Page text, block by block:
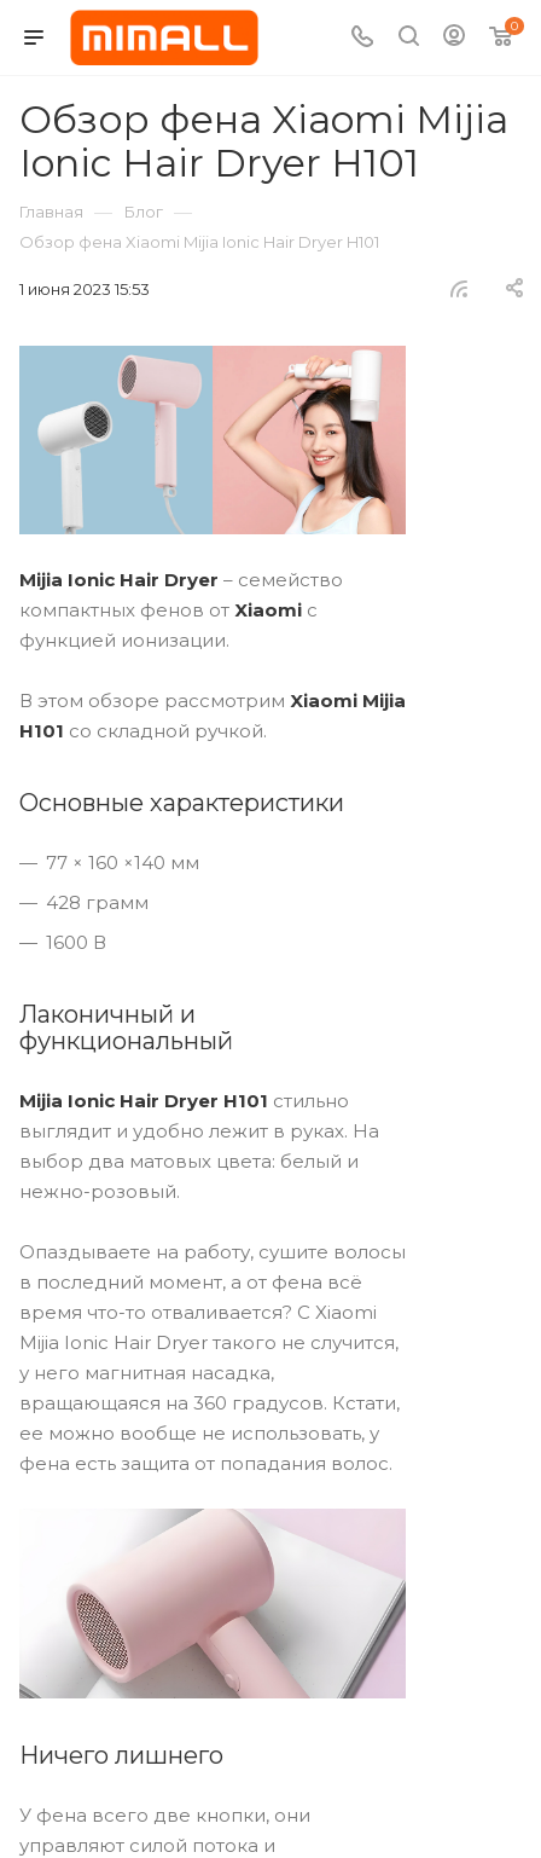
0
Обзор фена Xiaomi Mijia
Ionic Hair Dryer H101
Главная — Блог —
Обзор фена Xiaomi Mijia Ionic Hair Dryer H101
1 июня 2023 15:53
Mijia Ionic Hair Dryer – семейство
компактных фенов от Xiaomi с
функцией ионизации.
В этом обзоре рассмотрим Xiaomi Mijia
H101 со складной ручкой.
Основные характеристики
77 × 160 ×140 мм
428 грамм
1600 В
Лаконичный и
функциональный
Mijia Ionic Hair Dryer H101 стильно
выглядит и удобно лежит в руках. На
выбор два матовых цвета: белый и
нежно-розовый.
Опаздываете на работу, сушите волосы
в последний момент, а от фена всё
время что-то отваливается? С Xiaomi
Mijia Ionic Hair Dryer такого не случится,
у него магнитная насадка,
вращающаяся на 360 градусов. Кстати,
ее можно вообще не использовать, у
фена есть защита от попадания волос.
Ничего лишнего
У фена всего две кнопки, они
управляют силой потока и